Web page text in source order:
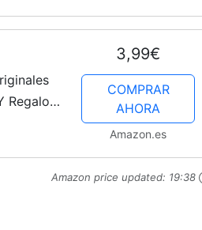
Regalos
3,99€
COMPRAR
AHORA
Amazon.es
Amazon price updated: 19:38